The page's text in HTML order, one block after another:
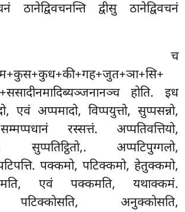
ठानेद्विवचनन्ति द्वीसु ठानेद्विवचनं
च
होति. इध
एवं अप्पमादो, विप्पयुत्तो, सुप्पसन्नो,
रस्सत्तं. अप्पतिवत्तियो,
सुप्पतिट्ठितो,. अप्पटिपुग्गलो,
पक्कमो, पटिक्कमो, हेतुक्कमो,
एवं पक्कमति, यथाक्कमं.
अनुक्कोसति,